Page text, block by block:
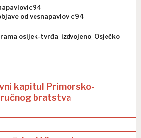
od vesnapavlovic94
osijek-tvrđa, izdvojeno, Osječko
kapitul Primorsko-
bratstva